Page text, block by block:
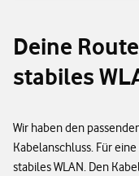
Deine
stabiles
Wir haben den
Kabelanschluss. Für
stabiles WLAN. Den